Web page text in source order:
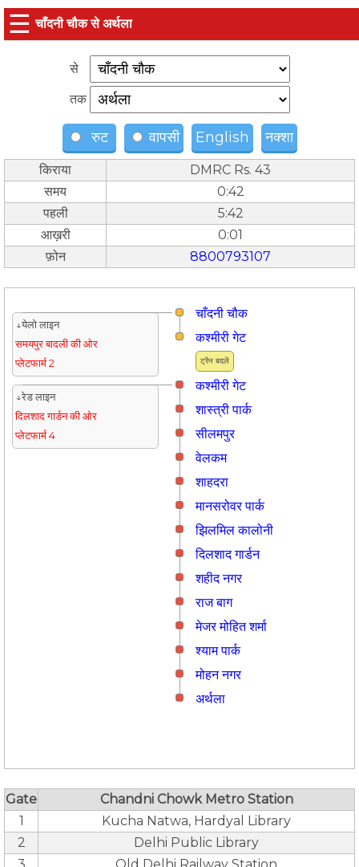
☰ चाँदनी चौक से अर्थला
से
तक
रुट वापसी English नक्शा
किराया
DMRC Rs. 43
समय
0:42
पहली
5:42
आख़री
0:01
फ़ोन
8800793107
चाँदनी चौक
↓येलो लाइन
समयपुर बादली की ओर
प्लेटफार्म 2
ट्रैन बदलें
कश्मीरी गेट
कश्मीरी गेट
↓रेड लाइन
दिलशाद गार्डन की ओर
प्लेटफार्म 4
शास्त्री पार्क
सीलमपुर
वेलकम
शाहदरा
मानसरोवर पार्क
झिलमिल कालोनी
दिलशाद गार्डन
शहीद नगर
राज बाग
मे‌‌जर मोहित शर्मा
श्याम पार्क
मोहन नगर
अर्थला
Gate
Chandni Chowk Metro Station
1
Kucha Natwa, Hardyal Library
2
Delhi Public Library